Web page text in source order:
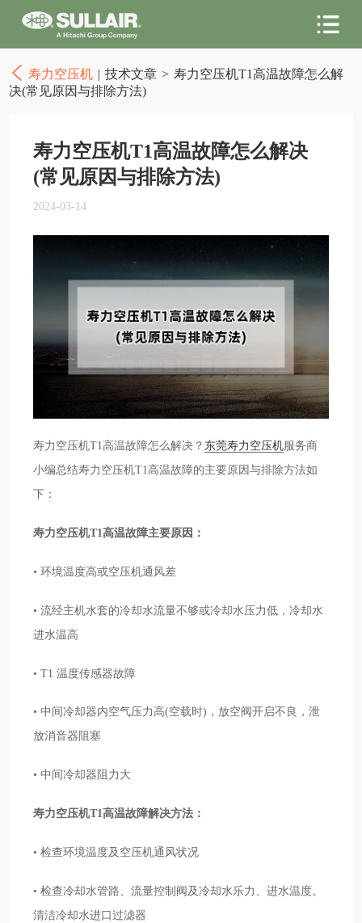
寿力空压机 | 技术文章 > 寿力空压机T1高温故障怎么解
决(常见原因与排除方法)
寿力空压机T1高温故障怎么解决
(常见原因与排除方法)
2024-03-14
寿力空压机T1高温故障怎么解决？ 东莞寿力空压机服务商
小编总结寿力空压机T1高温故障的主要原因与排除方法如
下：
寿力空压机T1高温故障主要原因：
• 环境温度高或空压机通风差
• 流经主机水套的冷却水流量不够或冷却水压力低，冷却水
进水温高
• T1 温度传感器故障
• 中间冷却器内空气压力高(空载时)，放空阀开启不良，泄
放消音器阻塞
• 中间冷却器阻力大
寿力空压机T1高温故障解决方法：
• 检查环境温度及空压机通风状况
• 检查冷却水管路、流量控制阀及冷却水乐力、进水温度。
清洁冷却水进口过滤器